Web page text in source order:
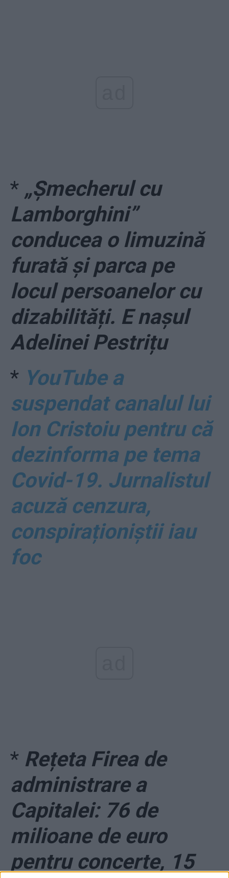
* „Șmecherul cu
Lamborghini”
conducea o limuzină
furată și parca pe
locul persoanelor cu
dizabilități. E nașul
Adelinei Pestrițu
* YouTube a
suspendat canalul lui
Ion Cristoiu pentru că
dezinforma pe tema
Covid-19. Jurnalistul
acuză cenzura,
conspiraționiștii iau
foc
* Rețeta Firea de
administrare a
Capitalei: 76 de
milioane de euro
pentru concerte, 15